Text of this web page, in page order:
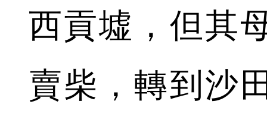
西貢墟，但其
賣柴，轉到沙